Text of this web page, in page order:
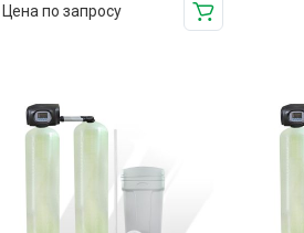
Цена по запросу